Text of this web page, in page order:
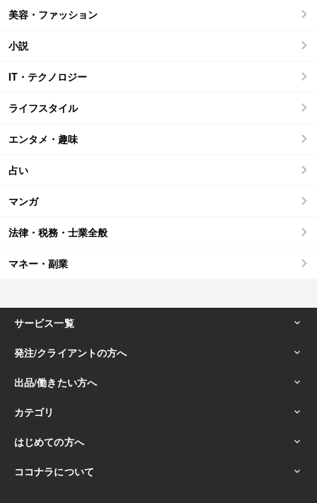
美容・ファッション
小説
IT・テクノロジー
ライフスタイル
エンタメ・趣味
占い
マンガ
法律・税務・士業全般
マネー・副業